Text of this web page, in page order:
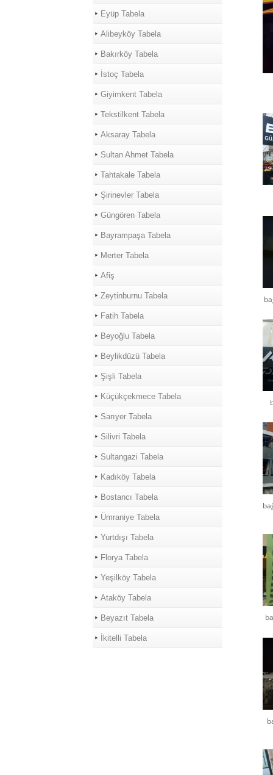
Eyüp Tabela
Alibeyköy Tabela
Bakırköy Tabela
İstoç Tabela
Giyimkent Tabela
Tekstilkent Tabela
Aksaray Tabela
Sultan Ahmet Tabela
Tahtakale Tabela
Şirinevler Tabela
Güngören Tabela
Bayrampaşa Tabela
Merter Tabela
Afiş
Zeytinburnu Tabela
Fatih Tabela
Beyoğlu Tabela
Beylikdüzü Tabela
Şişli Tabela
Küçükçekmece Tabela
Sarıyer Tabela
Silivri Tabela
Sultangazi Tabela
Kadıköy Tabela
Bostancı Tabela
Ümraniye Tabela
Yurtdışı Tabela
Florya Tabela
Yeşilköy Tabela
Ataköy Tabela
Beyazıt Tabela
İkitelli Tabela